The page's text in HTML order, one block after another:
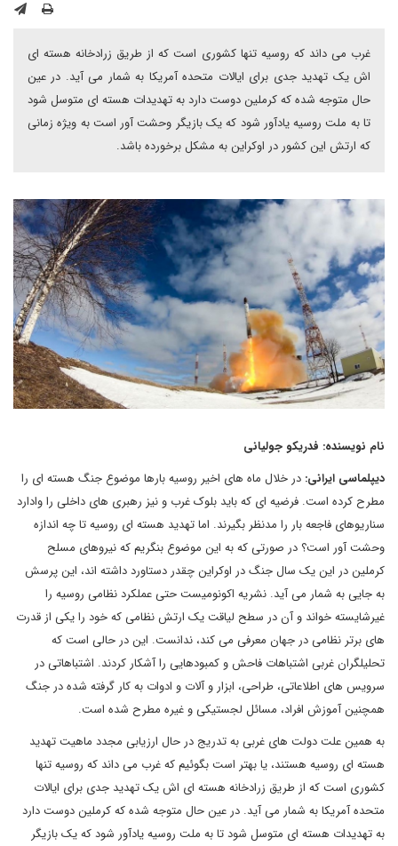
غرب می داند که روسیه تنها کشوری است که از طریق زرادخانه هسته ای
اش یک تهدید جدی برای ایالات متحده آمریکا به شمار می آید. در عین
حال متوجه شده که کرملین دوست دارد به تهدیدات هسته ای متوسل شود
تا به ملت روسیه یادآور شود که یک بازیگر وحشت آور است به ویژه زمانی
که ارتش این کشور در اوکراین به مشکل برخورده باشد.
نام نویسنده: فدریکو جولیانی
دیپلماسی ایرانی: در خلال ماه های اخیر روسیه بارها موضوع جنگ هسته ای را
مطرح کرده است. فرضیه ای که باید بلوک غرب و نیز رهبری های داخلی را وادارد
سناریوهای فاجعه بار را مدنظر بگیرند. اما تهدید هسته ای روسیه تا چه اندازه
وحشت آور است؟ در صورتی که به این موضوع بنگریم که نیروهای مسلح
کرملین در این یک سال جنگ در اوکراین چقدر دستاورد داشته اند، این پرسش
به جایی به شمار می آید. نشریه اکونومیست حتی عملکرد نظامی روسیه را
غیرشایسته خواند و آن در سطح لیاقت یک ارتش نظامی که خود را یکی از قدرت
های برتر نظامی در جهان معرفی می کند، ندانست. این در حالی است که
تحلیلگران غربی اشتباهات فاحش و کمبودهایی را آشکار کردند. اشتباهاتی در
سرویس های اطلاعاتی، طراحی، ابزار و آلات و ادوات به کار گرفته شده در جنگ
همچنین آموزش افراد، مسائل لجستیکی و غیره مطرح شده است.
به همین علت دولت های غربی به تدریج در حال ارزیابی مجدد ماهیت تهدید
هسته ای روسیه هستند، یا بهتر است بگوئیم که غرب می داند که روسیه تنها
کشوری است که از طریق زرادخانه هسته ای اش یک تهدید جدی برای ایالات
متحده آمریکا به شمار می آید. در عین حال متوجه شده که کرملین دوست دارد
به تهدیدات هسته ای متوسل شود تا به ملت روسیه یادآور شود که یک بازیگر